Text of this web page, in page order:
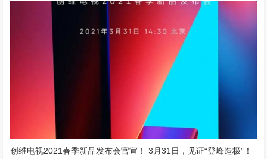
创维电视2021春季新品发布会官宣！ 3月31日，见证“登峰造极”！